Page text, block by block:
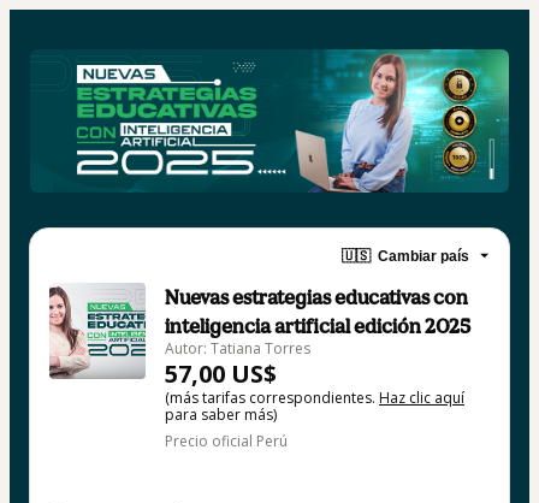
🇺🇸 Cambiar país
Nuevas estrategias educativas con
inteligencia artificial edición 2025
Autor: Tatiana Torres
57,00 US$
(más tarifas correspondientes. Haz clic aquí
para saber más)
Precio oficial Perú